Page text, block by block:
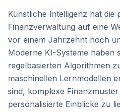
Künstliche Intelligenz hat die
Finanzverwaltung auf eine
vor einem Jahrzehnt noch
Moderne KI-Systeme haben
regelbasierten Algorithmen
maschinellen Lernmodellen
sind, komplexe
personalisierte Einblicke zu